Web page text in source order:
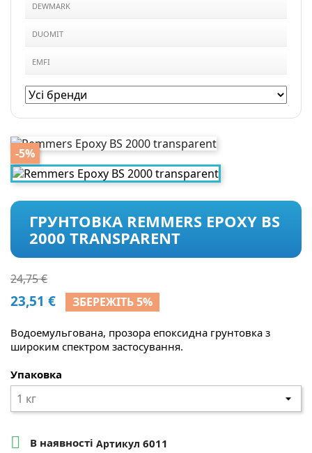
DEWMARK
DUOMIT
EMFI
-5%
ГРУНТОВКА REMMERS EPOXY BS
2000 TRANSPARENT
24,75 €
23,51 € ЗБЕРЕЖІТЬ 5%
Водоемульгована, прозора епоксидна грунтовка з
широким спектром застосування.
Упаковка
 В наявності Артикул 6011